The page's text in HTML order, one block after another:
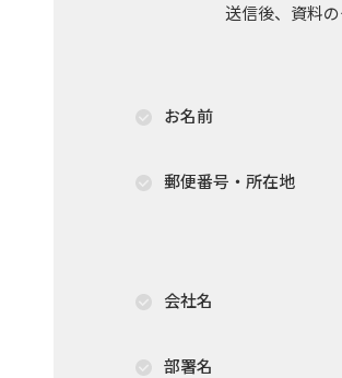
送信後、資料
お名前
郵便番号・所在地
会社名
部署名